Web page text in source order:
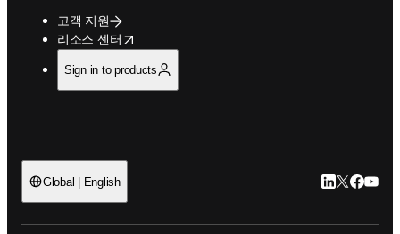
고객 지원
리소스 센터
opens in new tab/window
Sign in to products
Global | English LinkedIn 새
Twitter 새